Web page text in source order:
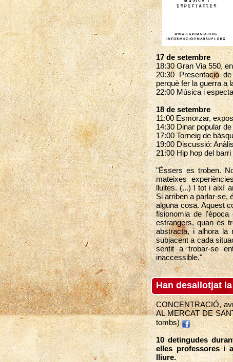
17 de setembre
18:30 Gran Via 550,
20:30 Presentació
perquè fer la guerra a
22:00 Música i
18 de setembre
11:00 Esmorzar,
14:30 Dinar popular
17:00 Torneig de
19:00 Discussió:
21:00 Hip hop del barri
"Éssers es troben.
mateixes
lluites. (...) I tot i així
Si arriben a parlar-se,
alguna cosa. Aquest
fisionomia de l'època
estrangers, quan es
abstracta, i alhora la
subjacent a cada
sentit a trobar-se
inaccessible."
Han desallotjat
CONCENTRACIÓ,
AL MERCAT DE
tombs)
10 detingudes
elles professores i
lliure.